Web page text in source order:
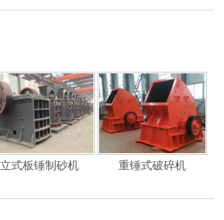
立式板锤制砂机 重锤式破碎机